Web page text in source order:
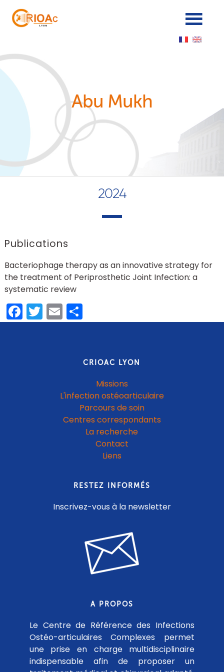
Abu Mukh
2024
Publications
Bacteriophage therapy as an innovative strategy for
the treatment of Periprosthetic Joint Infection: a
systematic review
Facebook
Twitter
EmailPartager
CRIOAC LYON
Missions
L'infection ostéoarticulaire
Parcours de soin
Centres correspondants
La recherche
Contact
Liens
RESTEZ INFORMÉS
Inscrivez-vous à la newsletter
A PROPOS
Le Centre de Référence des Infections
Ostéo-articulaires Complexes permet
une prise en charge multidisciplinaire
indispensable afin de proposer un
Panneau de gestion des cookies